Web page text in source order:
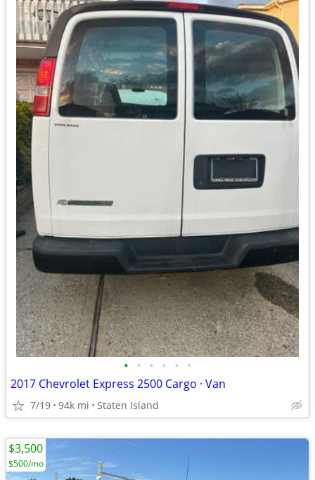
• • • • • •
2017 Chevrolet Express 2500 Cargo · Van
7/19 94k mi Staten Island
$3,500
$500/mo